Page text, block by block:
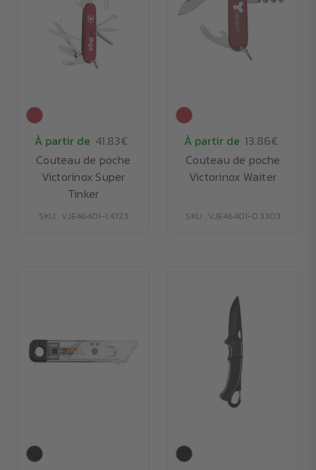
À partir de 41.83€
Couteau de poche
Victorinox Super
Tinker
SKU : VJE46401-1.4723
À partir de 13.86€
Couteau de poche
Victorinox Waiter
SKU : VJE46401-0.3303